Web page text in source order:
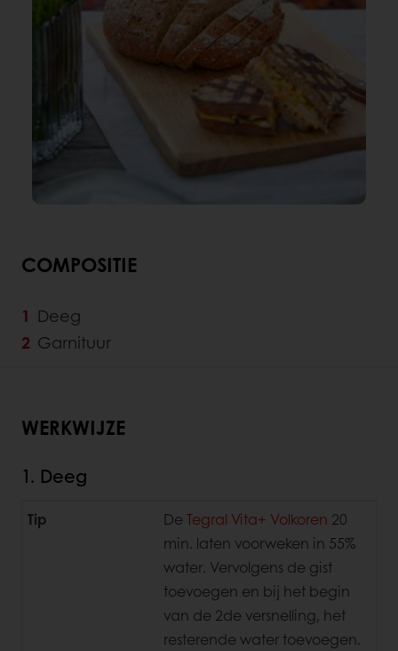
COMPOSITIE
Deeg
Garnituur
WERKWIJZE
1. Deeg
Tip De Tegral Vita+ Volkoren 20
min. laten voorweken in 55%
water. Vervolgens de gist
toevoegen en bij het begin
van de 2de versnelling, het
resterende water toevoegen.